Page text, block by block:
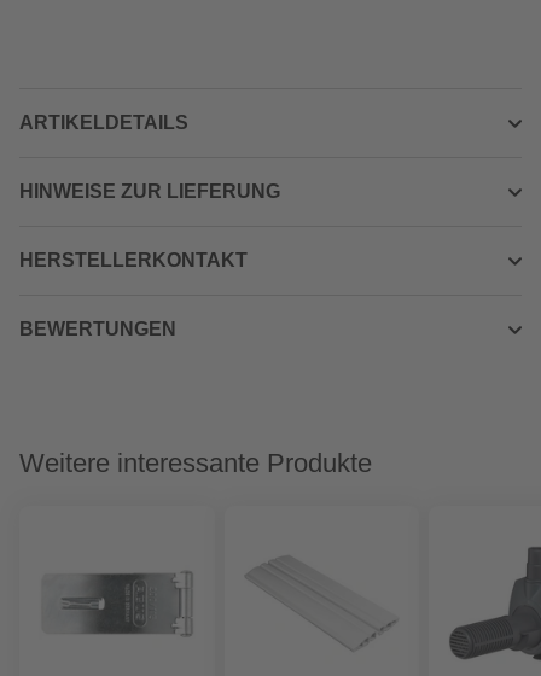
ARTIKELDETAILS
HINWEISE ZUR LIEFERUNG
HERSTELLERKONTAKT
BEWERTUNGEN
Weitere interessante Produkte